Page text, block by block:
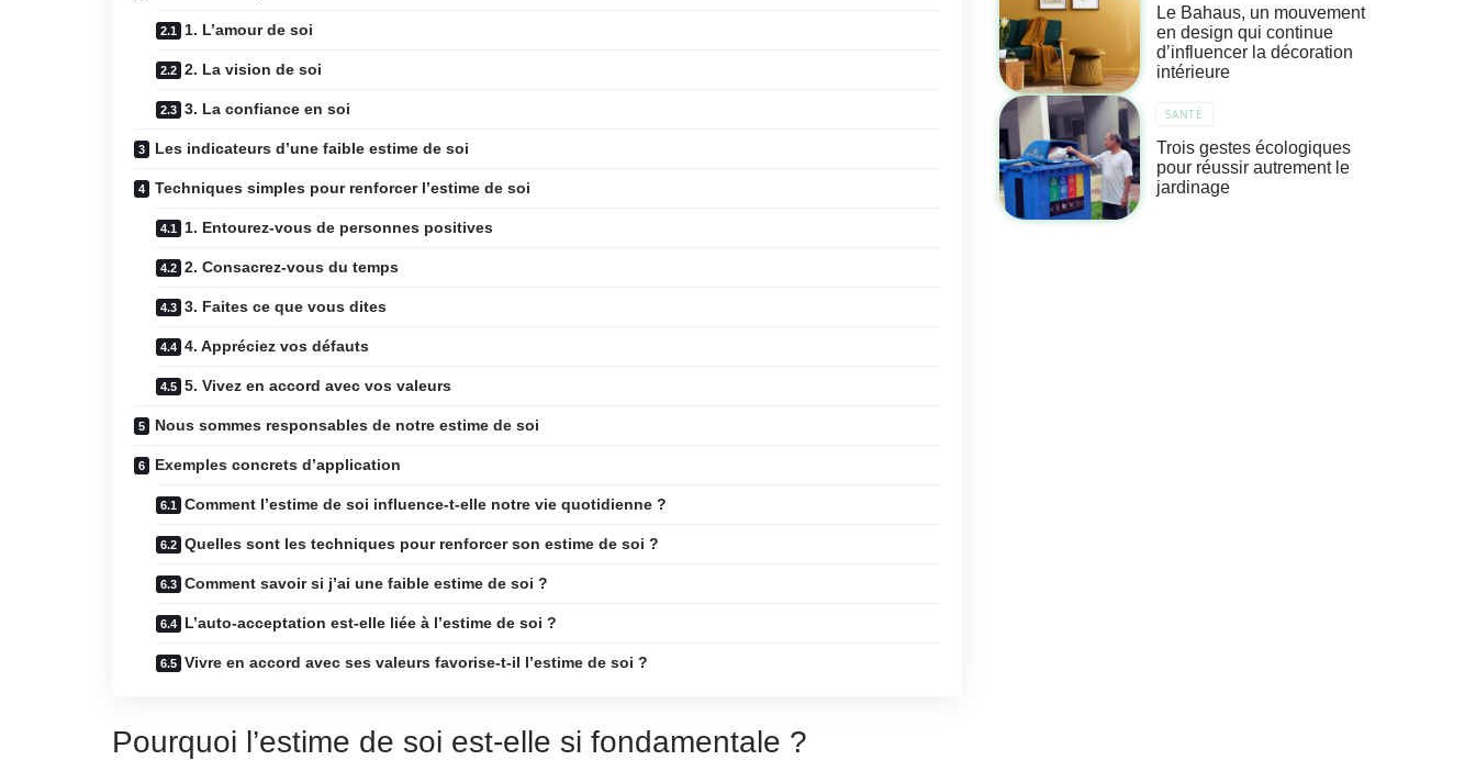
1. L’amour de soi
2. La vision de soi
3. La confiance en soi
Les indicateurs d’une faible estime de soi
Techniques simples pour renforcer l’estime de soi
1. Entourez-vous de personnes positives
2. Consacrez-vous du temps
3. Faites ce que vous dites
4. Appréciez vos défauts
5. Vivez en accord avec vos valeurs
Nous sommes responsables de notre estime de soi
Exemples concrets d’application
Comment l’estime de soi influence-t-elle notre vie quotidienne ?
Quelles sont les techniques pour renforcer son estime de soi ?
Comment savoir si j’ai une faible estime de soi ?
L’auto-acceptation est-elle liée à l’estime de soi ?
Vivre en accord avec ses valeurs favorise-t-il l’estime de soi ?
Pourquoi l’estime de soi est-elle si fondamentale ?
Le Bahaus, un mouvement
en design qui continue
d’influencer la décoration
intérieure
SANTÉ
Trois gestes écologiques
pour réussir autrement le
jardinage